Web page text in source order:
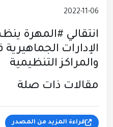
2022-11-06
انتقالي #المهرة
الإدارات
والمراكز التنظيمية
مقالات ذات صلة
قراءة المزيد من المصدر